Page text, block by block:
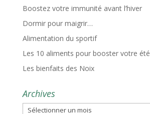
Boostez votre immunité avant l’hiver
Dormir pour maigrir…
Alimentation du sportif
Les 10 aliments pour booster votre été
Les bienfaits des Noix
Archives
Archives